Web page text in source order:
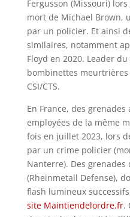
Fergusson (Missouri)
mort de Michael Brown,
par un policier. Et ainsi
similaires, notamment
Floyd en 2020. Leader
bombinettes meurtrières
CSI/CTS.
En France, des
employées de la même
fois en juillet 2023, lors
par un crime policier
Nanterre). Des
(Rheinmetall Defense),
flash lumineux
site Maintiendelordre.fr.